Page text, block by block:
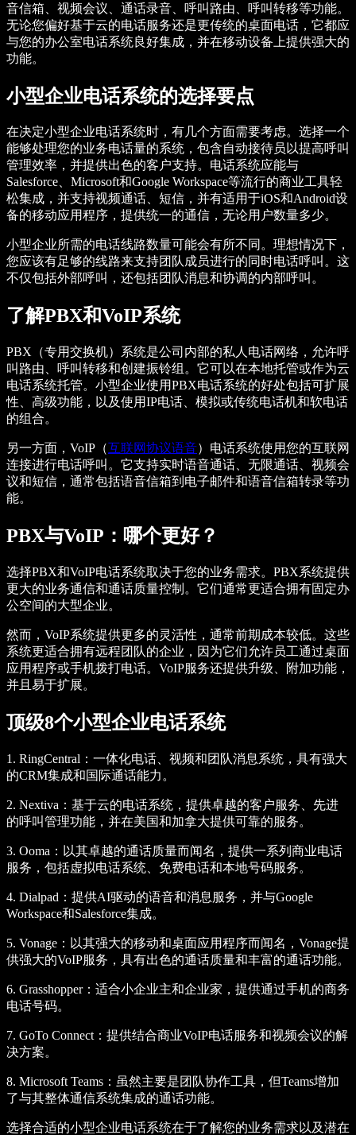
音信箱、视频会议、通话录音、呼叫路由、呼叫转移等功能。
无论您偏好基于云的电话服务还是更传统的桌面电话，它都应
与您的办公室电话系统良好集成，并在移动设备上提供强大的
功能。
小型企业电话系统的选择要点
在决定小型企业电话系统时，有几个方面需要考虑。选择一个
能够处理您的业务电话量的系统，包含自动接待员以提高呼叫
管理效率，并提供出色的客户支持。电话系统应能与
Salesforce、Microsoft和Google Workspace等流行的商业工具轻
松集成，并支持视频通话、短信，并有适用于iOS和Android设
备的移动应用程序，提供统一的通信，无论用户数量多少。
小型企业所需的电话线路数量可能会有所不同。理想情况下，
您应该有足够的线路来支持团队成员进行的同时电话呼叫。这
不仅包括外部呼叫，还包括团队消息和协调的内部呼叫。
了解PBX和VoIP系统
PBX（专用交换机）系统是公司内部的私人电话网络，允许呼
叫路由、呼叫转移和创建振铃组。它可以在本地托管或作为云
电话系统托管。小型企业使用PBX电话系统的好处包括可扩展
性、高级功能，以及使用IP电话、模拟或传统电话机和软电话
的组合。
另一方面，VoIP（互联网协议语音）电话系统使用您的互联网
连接进行电话呼叫。它支持实时语音通话、无限通话、视频会
议和短信，通常包括语音信箱到电子邮件和语音信箱转录等功
能。
PBX与VoIP：哪个更好？
选择PBX和VoIP电话系统取决于您的业务需求。PBX系统提供
更大的业务通信和通话质量控制。它们通常更适合拥有固定办
公空间的大型企业。
然而，VoIP系统提供更多的灵活性，通常前期成本较低。这些
系统更适合拥有远程团队的企业，因为它们允许员工通过桌面
应用程序或手机拨打电话。VoIP服务还提供升级、附加功能，
并且易于扩展。
顶级8个小型企业电话系统
1. RingCentral ：一体化电话、视频和团队消息系统，具有强大
的CRM集成和国际通话能力。
2. Nextiva ：基于云的电话系统，提供卓越的客户服务、先进
的呼叫管理功能，并在美国和加拿大提供可靠的服务。
3. Ooma ：以其卓越的通话质量而闻名，提供一系列商业电话
服务，包括虚拟电话系统、免费电话和本地号码服务。
4. Dialpad ：提供AI驱动的语音和消息服务，并与Google
Workspace和Salesforce集成。
5. Vonage ：以其强大的移动和桌面应用程序而闻名，Vonage提
供强大的VoIP服务，具有出色的通话质量和丰富的通话功能。
6. Grasshopper：适合小企业主和企业家，提供通过手机的商务
电话号码。
7. GoTo Connect ：提供结合商业VoIP电话服务和视频会议的解
决方案。
8. Microsoft Teams ：虽然主要是团队协作工具，但Teams增加
了与其整体通信系统集成的通话功能。
选择合适的小型企业电话系统在于了解您的业务需求以及潜在